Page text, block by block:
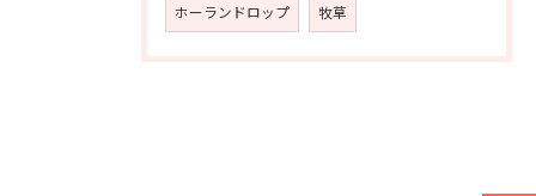
ホーランドロップ 牧草